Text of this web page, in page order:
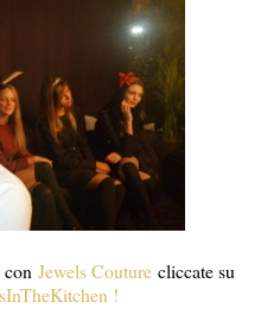
con Jewels Couture cliccate su
!